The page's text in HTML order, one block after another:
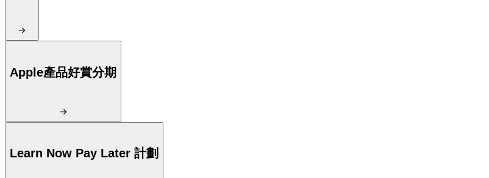
Apple產品好賞分期
Learn Now Pay Later 計劃